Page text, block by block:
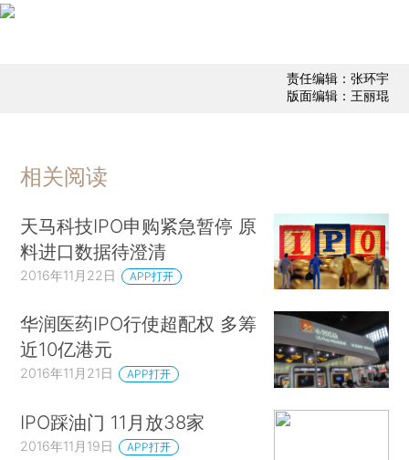
责任编辑：张环宇
版面编辑：王丽琨
相关阅读
天马科技IPO申购紧急暂停 原
料进口数据待澄清
2016年11月22日 APP打开
华润医药IPO行使超配权 多筹
近10亿港元
2016年11月21日 APP打开
IPO踩油门 11月放38家
2016年11月19日 APP打开